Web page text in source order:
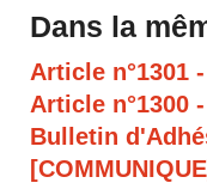
Dans la
Article n°1301
Article n°1300
Bulletin